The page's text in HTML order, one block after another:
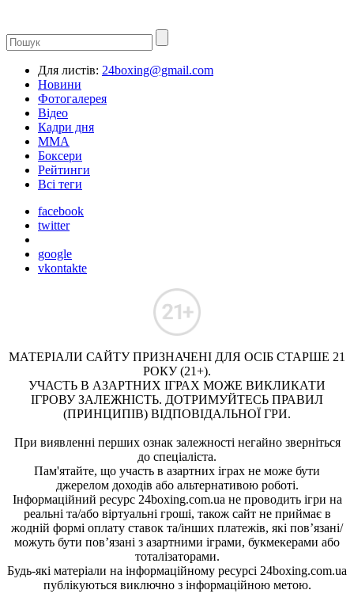
Для листів: 24boxing@gmail.com
Новини
Фотогалерея
Відео
Кадри дня
ММА
Боксери
Рейтинги
Всі теги
facebook
twitter
google
vkontakte
МАТЕРІАЛИ САЙТУ ПРИЗНАЧЕНІ ДЛЯ ОСІБ СТАРШЕ 21
РОКУ (21+).
УЧАСТЬ В АЗАРТНИХ ІГРАХ МОЖЕ ВИКЛИКАТИ
ІГРОВУ ЗАЛЕЖНІСТЬ. ДОТРИМУЙТЕСЬ ПРАВИЛ
(ПРИНЦИПІВ) ВІДПОВІДАЛЬНОЇ ГРИ.
При виявленні перших ознак залежності негайно зверніться
до спеціаліста.
Пам'ятайте, що участь в азартних іграх не може бути
джерелом доходів або альтернативою роботі.
Інформаційний ресурс 24boxing.com.ua не проводить ігри на
реальні та/або віртуальні гроші, також сайт не приймає в
жодній формі оплату ставок та/інших платежів, які пов’язані/
можуть бути пов’язані з азартними іграми, букмекерами або
тоталізаторами.
Будь-які матеріали на інформаційному ресурсі 24boxing.com.ua
публікуються виключно з інформаційною метою.